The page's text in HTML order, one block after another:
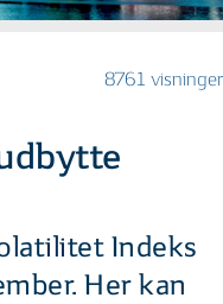
8761 visninger
Indeks
Her kan